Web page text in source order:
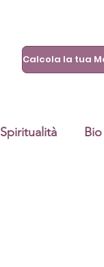
Spiritualità